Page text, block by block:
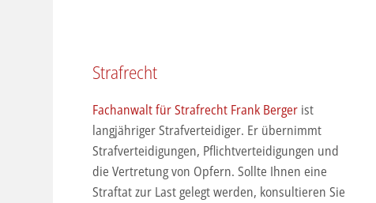
Strafrecht
Fachanwalt für Strafrecht Frank Berger ist
langjähriger Strafverteidiger. Er übernimmt
Strafverteidigungen, Pflichtverteidigungen und
die Vertretung von Opfern. Sollte Ihnen eine
Straftat zur Last gelegt werden, konsultieren Sie